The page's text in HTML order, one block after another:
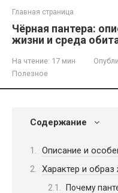
Главная страница
Чёрная пантера:
жизни и среда
На чтение: 17 мин
Полезное
Содержание
Описание и
Характер и образ
Почему